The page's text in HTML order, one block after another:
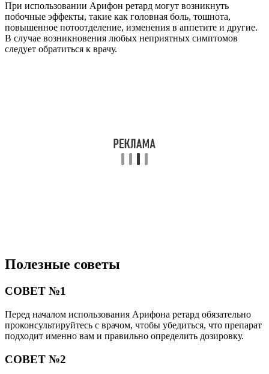
При использовании Арифон ретард могут возникнуть
побочные эффекты, такие как головная боль, тошнота,
повышенное потоотделение, изменения в аппетите и другие.
В случае возникновения любых неприятных симптомов
следует обратиться к врачу.
Полезные советы
СОВЕТ №1
Перед началом использования Арифона ретард обязательно
проконсультируйтесь с врачом, чтобы убедиться, что препарат
подходит именно вам и правильно определить дозировку.
СОВЕТ №2